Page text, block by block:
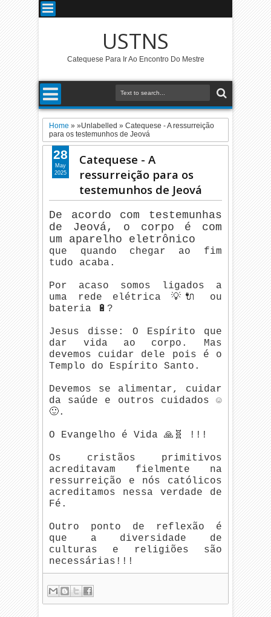
USTNS
Catequese Para Ir Ao Encontro Do Mestre
Home » »Unlabelled »Catequese - A ressurreição
para os testemunhos de Jeová
Catequese - A
ressurreição para os
testemunhos de Jeová
De acordo com testemunhas
de Jeová, o corpo é com
um aparelho eletrônico
que quando chegar ao fim
tudo acaba.
Por acaso somos ligados a
uma rede elétrica 💡🔌 ou
bateria 🔋?
Jesus disse: O Espírito que
dar vida ao corpo. Mas
devemos cuidar dele pois é o
Templo do Espírito Santo.
Devemos se alimentar, cuidar
da saúde e outros cuidados ☺️
🙂.
O Evangelho é Vida 🙏🧬 !!!
Os cristãos primitivos
acreditavam fielmente na
ressurreição e nós católicos
acreditamos nessa verdade de
Fé.
Outro ponto de reflexão é
que a diversidade de
culturas e religiões são
necessárias!!!
28
May
2025